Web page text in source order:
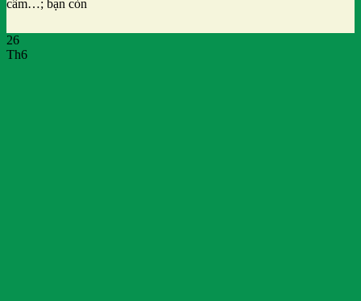
cẩm…; bạn còn
26
Th6